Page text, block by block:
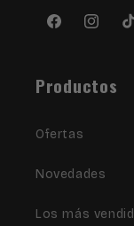
Facebook
Productos
Ofertas
Novedades
Los más